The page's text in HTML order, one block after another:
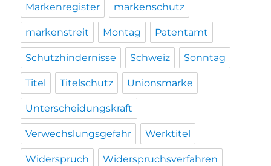
Markenregister markenschutz
markenstreit Montag Patentamt
Schutzhindernisse Schweiz Sonntag
Titel Titelschutz Unionsmarke
Unterscheidungskraft
Verwechslungsgefahr Werktitel
Widerspruch Widerspruchsverfahren